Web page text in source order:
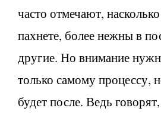
часто отмечают,
пахнете, более нежны в
другие. Но внимание
только самому процессу,
будет после. Ведь